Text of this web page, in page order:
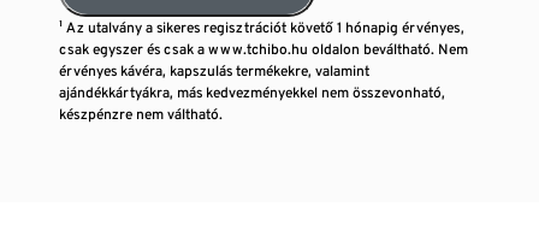
¹ Az utalvány a sikeres regisztrációt követő 1 hónapig érvényes,
csak egyszer és csak a www.tchibo.hu oldalon beváltható. Nem
érvényes kávéra, kapszulás termékekre, valamint
ajándékkártyákra, más kedvezményekkel nem összevonható,
készpénzre nem váltható.